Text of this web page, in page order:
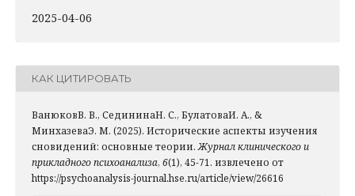
2025-04-06
КАК ЦИТИРОВАТЬ
ВанюковВ. В., СедининаН. С., БулатоваИ. А., &
МинхазеваЭ. М. (2025). Исторические аспекты изучения
сновидений: основные теории.Журнал клинического и
прикладного психоанализа, 6(1), 45-71. извлечено от
https://psychoanalysis-journal.hse.ru/article/view/26616